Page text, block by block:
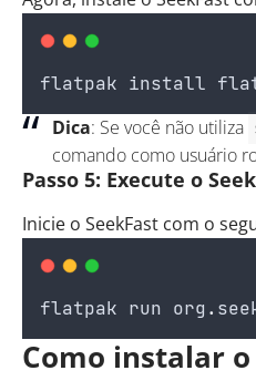
flatpak install
Dica: Se você não utiliza
comando como usuário
Passo 5: Execute o
Inicie o SeekFast com o
flatpak run org .
Como instalar o